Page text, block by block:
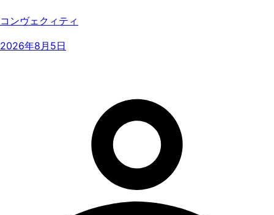
コンヴェクィティ
2026年8月5日